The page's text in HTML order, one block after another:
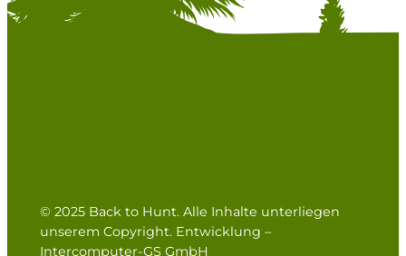
© 2025 Back to Hunt. Alle Inhalte unterliegen
unserem Copyright. Entwicklung –
Intercomputer-GS GmbH